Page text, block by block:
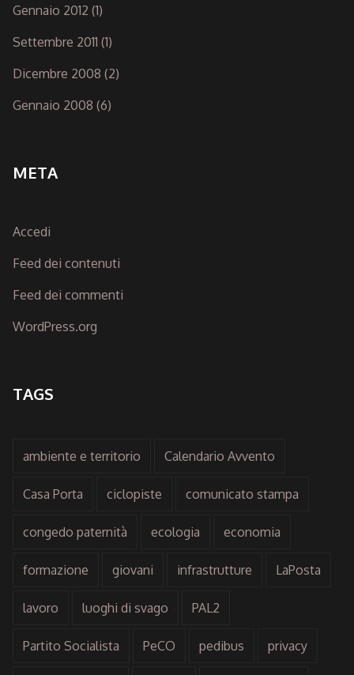
Gennaio 2012 (1)
Settembre 2011 (1)
Dicembre 2008 (2)
Gennaio 2008 (6)
META
Accedi
Feed dei contenuti
Feed dei commenti
WordPress.org
TAGS
ambiente e territorio Calendario Avvento
Casa Porta ciclopiste comunicato stampa
congedo paternità ecologia economia
formazione giovani infrastrutture LaPosta
lavoro luoghi di svago PAL2
Partito Socialista PeCO pedibus privacy